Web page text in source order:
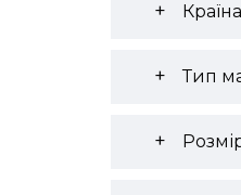
Країна
Тип